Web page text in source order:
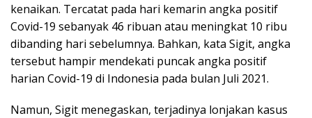
kenaikan. Tercatat pada hari kemarin angka positif
Covid-19 sebanyak 46 ribuan atau meningkat 10 ribu
dibanding hari sebelumnya. Bahkan, kata Sigit, angka
tersebut hampir mendekati puncak angka positif
harian Covid-19 di Indonesia pada bulan Juli 2021.
Namun, Sigit menegaskan, terjadinya lonjakan kasus